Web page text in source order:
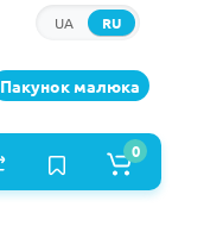
RU
UA
Пакунок малюка
0